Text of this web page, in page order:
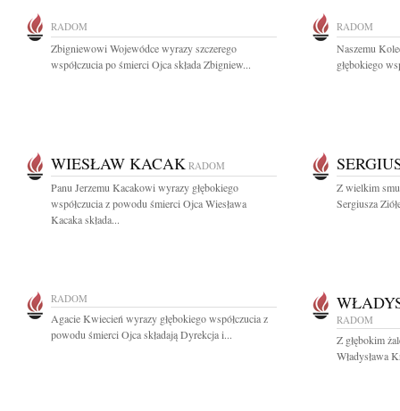
RADOM
Zbigniewowi Wojewódce wyrazy szczerego
współczucia po śmierci Ojca składa Zbigniew...
RADOM
Naszemu
głębokiego
WIESŁAW KACAK RADOM
Panu Jerzemu Kacakowi wyrazy głębokiego
współczucia z powodu śmierci Ojca Wiesława
Kacaka składa...
Z wielkim
Sergiusza
RADOM
Agacie Kwiecień wyrazy głębokiego współczucia z
powodu śmierci Ojca składają Dyrekcja i...
RADOM
Z głębokim
Władysława